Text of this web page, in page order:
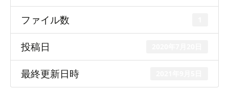
ファイル数
投稿日
最終更新日時